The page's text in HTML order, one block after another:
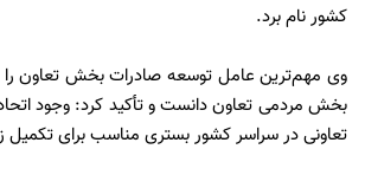
کشور نام برد.
وی مهم‌ترین عامل توسعه صادرات بخش تعاون
بخش مردمی تعاون دانست و تأکید کرد: وجود
تعاونی در سراسر کشور بستری مناسب برای تکمیل